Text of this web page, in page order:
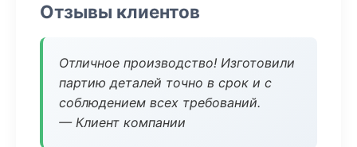
Отзывы клиентов
Отличное производство! Изготовили
партию деталей точно в срок и с
соблюдением всех требований.
— Клиент компании